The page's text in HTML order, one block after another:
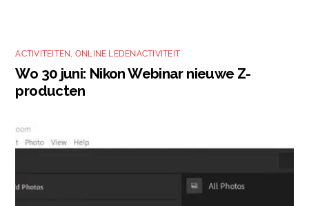
ACTIVITEITEN, ONLINE LEDENACTIVITEIT
Wo 30 juni: Nikon Webinar nieuwe Z-
producten